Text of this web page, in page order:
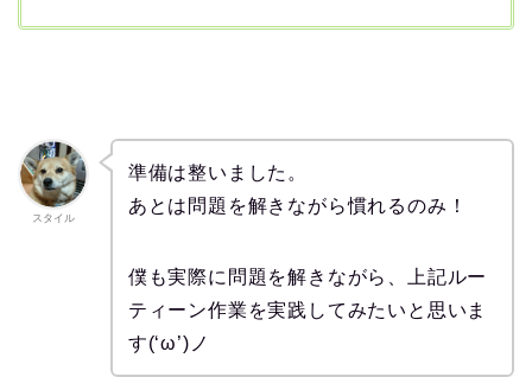
スタイル
準備は整いました。
あとは問題を解きながら慣れるのみ！
僕も実際に問題を解きながら、上記ルー
ティーン作業を実践してみたいと思いま
す(‘ω’)ノ